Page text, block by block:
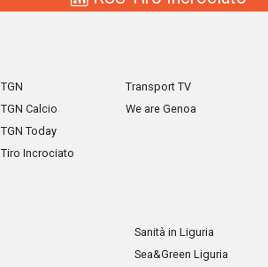
TGN
TGN Calcio
TGN Today
Tiro Incrociato
Transport TV
We are Genoa
Sanità in Liguria
Sea&Green Liguria